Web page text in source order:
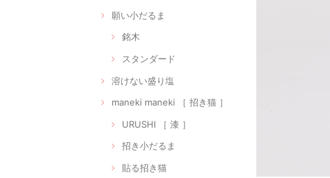
願い小だるま
銘木
スタンダード
溶けない盛り塩
maneki maneki ［ 招き猫 ］
URUSHI ［ 漆 ］
招き小だるま
貼る招き猫